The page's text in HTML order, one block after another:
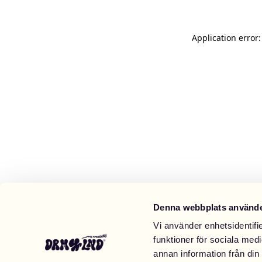
Denna webbplats
Vi använder
funktioner för sociala
annan information från
Application